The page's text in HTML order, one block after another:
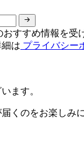
おすすめ情報を受
は プライバシー
ます。
くのをお楽しみに